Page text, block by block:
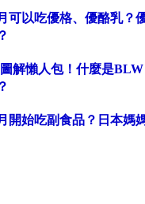
可以吃優格、優酪乳？
解懶人包！什麼是
開始吃副食品？日本媽